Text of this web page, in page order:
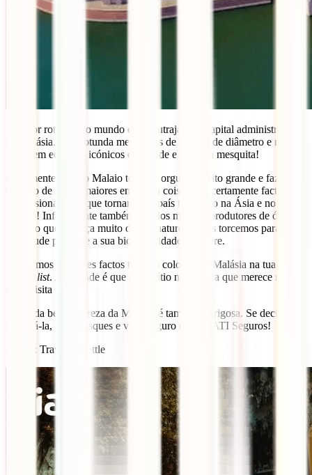
A maior rotunda do mundo é em Putrajaya, a capital administrativa
da Malásia. Esta rotunda mede mais de 3,5 km de diâmetro e no
meio tem edifícios icónicos da cidade e até uma mesquita!
Claramente o povo Malaio tem um orgulho muito grande e faz
questão de ser os maiores em muita coisa! São certamente factos
impressionantes e que tornam este país tão único na Ásia e no
mundo! Infelizmente também são dos maiores produtores de óleo de
palma o que ameaça muito da sua natureza, mas torcemos para que
isso mude para que a sua biodiversidade prospere.
Esperemos que estes factos tenham colocado a Malásia na tua
bucket list. A verdade é que é um sítio no planeta que merece muito
a tua visita
Muita da bela natureza da Malásia é também perigosa. Se decidires
explorá-la, não arrisques e viaja seguro com a IATI Seguros!
: TravelB4Settle